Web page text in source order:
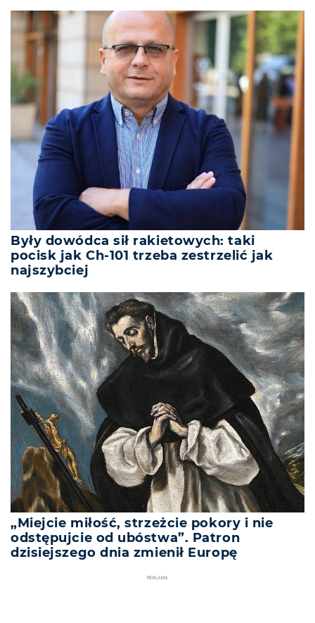
Były dowódca sił rakietowych: taki
pocisk jak Ch-101 trzeba zestrzelić jak
najszybciej
„Miejcie miłość, strzeżcie pokory i nie
odstępujcie od ubóstwa”. Patron
dzisiejszego dnia zmienił Europę
REKLAMA